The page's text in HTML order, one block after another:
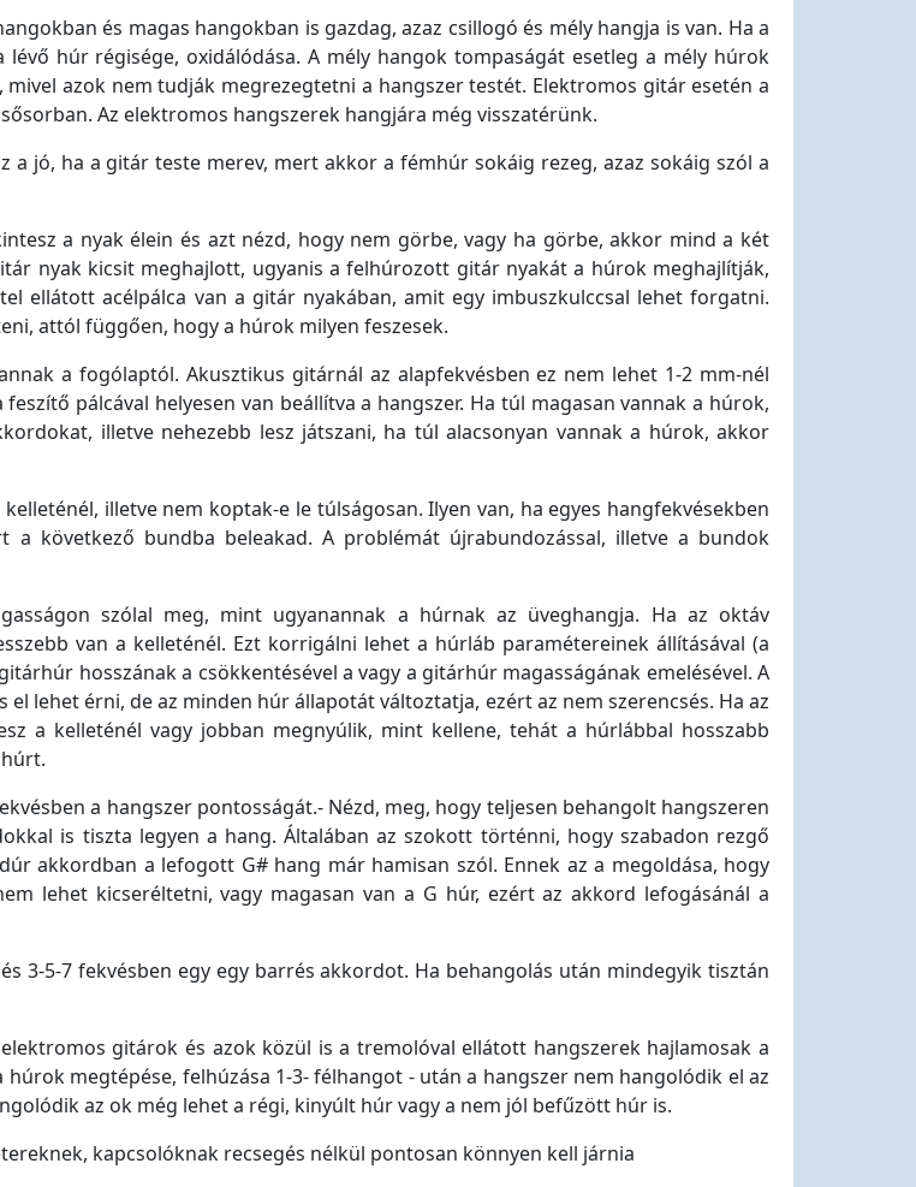
és magas hangokban is gazdag, azaz csillogó és mély hangja is van. Ha a
húr régisége, oxidálódása. A mély hangok tompaságát esetleg a mély húrok
azok nem tudják megrezegtetni a hangszer testét. Elektromos gitár esetén a
Az elektromos hangszerek hangjára még visszatérünk.
jó, ha a gitár teste merev, mert akkor a fémhúr sokáig rezeg, azaz sokáig szól a
a nyak élein és azt nézd, hogy nem görbe, vagy ha görbe, akkor mind a két
nyak kicsit meghajlott, ugyanis a felhúrozott gitár nyakát a húrok meghajlítják,
ellátott acélpálca van a gitár nyakában, amit egy imbuszkulccsal lehet forgatni.
attól függően, hogy a húrok milyen feszesek.
a fogólaptól. Akusztikus gitárnál az alapfekvésben ez nem lehet 1-2 mm-nél
pálcával helyesen van beállítva a hangszer. Ha túl magasan vannak a húrok,
illetve nehezebb lesz játszani, ha túl alacsonyan vannak a húrok, akkor
illetve nem koptak-e le túlságosan. Ilyen van, ha egyes hangfekvésekben
következő bundba beleakad. A problémát újrabundozással, illetve a bundok
szólal meg, mint ugyanannak a húrnak az üveghangja. Ha az oktáv
van a kelleténél. Ezt korrigálni lehet a húrláb paramétereinek állításával (a
hosszának a csökkentésével a vagy a gitárhúr magasságának emelésével. A
lehet érni, de az minden húr állapotát változtatja, ezért az nem szerencsés. Ha az
a kelleténél vagy jobban megnyúlik, mint kellene, tehát a húrlábbal hosszabb
a hangszer pontosságát.- Nézd, meg, hogy teljesen behangolt hangszeren
is tiszta legyen a hang. Általában az szokott történni, hogy szabadon rezgő
akkordban a lefogott G# hang már hamisan szól. Ennek az a megoldása, hogy
lehet kicseréltetni, vagy magasan van a G húr, ezért az akkord lefogásánál a
3-5-7 fekvésben egy egy barrés akkordot. Ha behangolás után mindegyik tisztán
gitárok és azok közül is a tremolóval ellátott hangszerek hajlamosak a
megtépése, felhúzása 1-3- félhangot - után a hangszer nem hangolódik el az
az ok még lehet a régi, kinyúlt húr vagy a nem jól befűzött húr is.
kapcsolóknak recsegés nélkül pontosan könnyen kell járnia